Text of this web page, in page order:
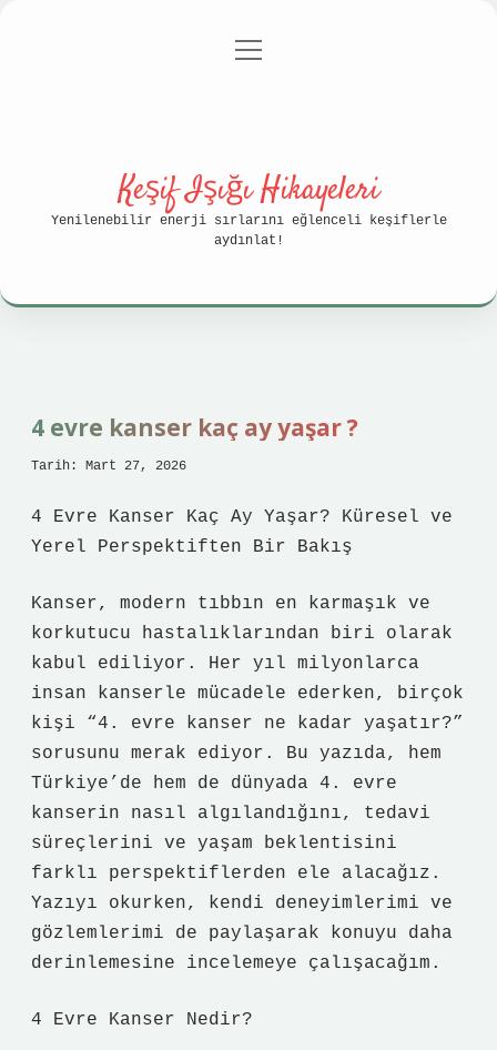
Gizlilik Politikası
menüyü
Keşif Işığı Hikayeleri
Yenilenebilir enerji sırlarını eğlenceli keşiflerle
aydınlat!
4 evre kanser kaç ay yaşar ?
Tarih: Mart 27, 2026
4 Evre Kanser Kaç Ay Yaşar? Küresel ve
Yerel Perspektiften Bir Bakış
Kanser, modern tıbbın en karmaşık ve
korkutucu hastalıklarından biri olarak
kabul ediliyor. Her yıl milyonlarca
insan kanserle mücadele ederken, birçok
kişi “4. evre kanser ne kadar yaşatır?”
sorusunu merak ediyor. Bu yazıda, hem
Türkiye’de hem de dünyada 4. evre
kanserin nasıl algılandığını, tedavi
süreçlerini ve yaşam beklentisini
farklı perspektiflerden ele alacağız.
Yazıyı okurken, kendi deneyimlerimi ve
gözlemlerimi de paylaşarak konuyu daha
derinlemesine incelemeye çalışacağım.
4 Evre Kanser Nedir?